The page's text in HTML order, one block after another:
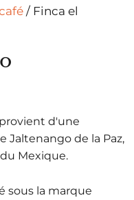
/ Finca el
d'une
de la Paz,
Mexique.
sous la marque